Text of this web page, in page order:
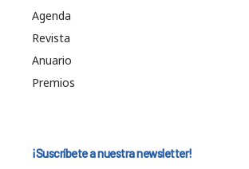
Agenda
Revista
Anuario
Premios
¡Suscríbete a nuestra newsletter!